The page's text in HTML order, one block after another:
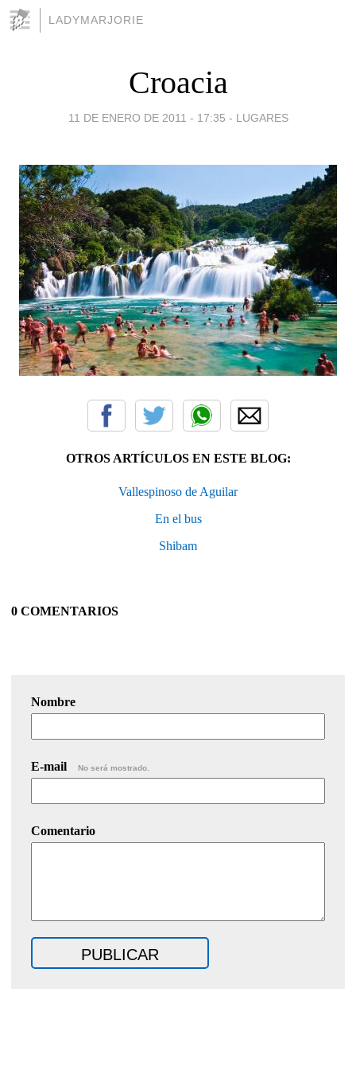
LADYMARJORIE
Croacia
11 DE ENERO DE 2011 - 17:35 - LUGARES
OTROS ARTÍCULOS EN ESTE BLOG:
Vallespinoso de Aguilar
En el bus
Shibam
0 COMENTARIOS
Nombre
E-mail No será mostrado.
Comentario